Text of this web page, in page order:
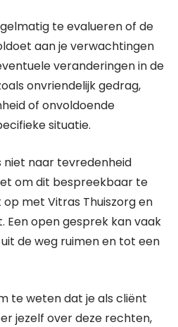
te evalueren of de
aan je verwachtingen
veranderingen in de
onvriendelijk gedrag,
of onvoldoende
situatie.
naar tevredenheid
om dit bespreekbaar te
met Vitras Thuiszorg en
Een open gesprek kan vaak
de weg ruimen en tot een
te weten dat je als cliënt
jezelf over deze rechten,